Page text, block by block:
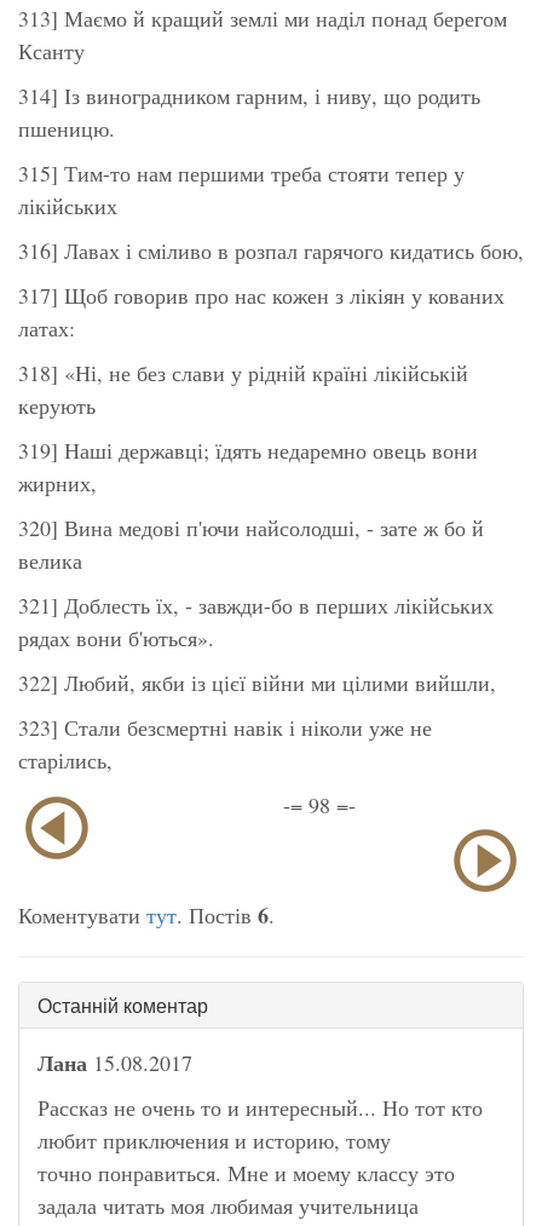
313] Маємо й кращий землі ми наділ понад берегом
Ксанту
314] Із виноградником гарним, і ниву, що родить
пшеницю.
315] Тим-то нам першими треба стояти тепер у
лікійських
316] Лавах і сміливо в розпал гарячого кидатись бою,
317] Щоб говорив про нас кожен з лікіян у кованих
латах:
318] «Ні, не без слави у рідній країні лікійській
керують
319] Наші державці; їдять недаремно овець вони
жирних,
320] Вина медові п'ючи найсолодші, - зате ж бо й
велика
321] Доблесть їх, - завжди-бо в перших лікійських
рядах вони б'ються».
322] Любий, якби із цієї війни ми цілими вийшли,
323] Стали безсмертні навік і ніколи уже не
старілись,
-= 98 =-
Коментувати тут. Постів 6.
Останній коментар
Лана 15.08.2017
Рассказ не очень то и интересный... Но тот кто
любит приключения и историю, тому
точно понравиться. Мне и моему классу это
задала читать моя любимая учительница